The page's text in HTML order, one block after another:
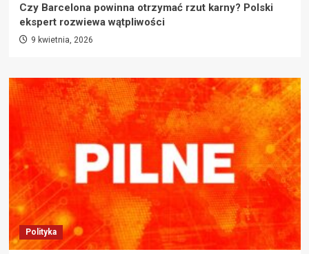
Czy Barcelona powinna otrzymać rzut karny? Polski
ekspert rozwiewa wątpliwości
9 kwietnia, 2026
Polityka